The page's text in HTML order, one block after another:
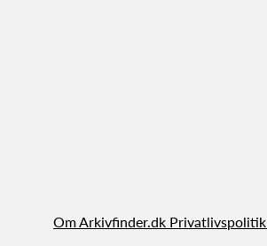
Om Arkivfinder.dk Privatlivspolitik